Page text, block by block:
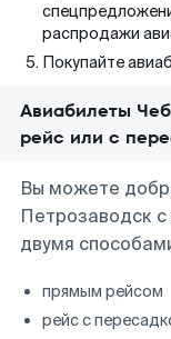
распродажи
Покупайте
Авиабилеты
рейс или с
Вы можете
Петрозаводск
двумя
прямым рейсом
рейс с